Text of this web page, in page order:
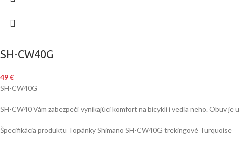
SH-CW40G
49€
SH-CW40G
SH-CW40 Vám zabezpečí vynikajúci komfort na bicykli i vedľa neho. Obuv
Špecifikácia produktu Topánky Shimano SH-CW40G trekingové Turquoise